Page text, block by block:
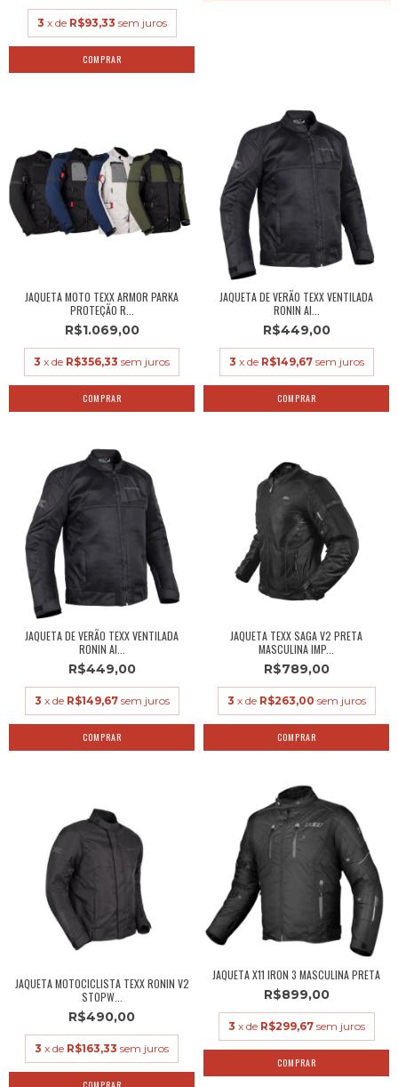
3 x de R$93,33 sem juros
COMPRAR
JAQUETA MOTO TEXX ARMOR PARKA
PROTEÇÃO R...
R$1.069,00
3 x de R$356,33 sem juros
COMPRAR
JAQUETA DE VERÃO TEXX VENTILADA
RONIN AI...
R$449,00
3 x de R$149,67 sem juros
COMPRAR
JAQUETA DE VERÃO TEXX VENTILADA
RONIN AI...
R$449,00
3 x de R$149,67 sem juros
COMPRAR
JAQUETA TEXX SAGA V2 PRETA
MASCULINA IMP...
R$789,00
3 x de R$263,00 sem juros
COMPRAR
JAQUETA MOTOCICLISTA TEXX RONIN V2
STOPW...
R$490,00
3 x de R$163,33 sem juros
JAQUETA X11 IRON 3 MASCULINA PRETA
R$899,00
3 x de R$299,67 sem juros
COMPRAR